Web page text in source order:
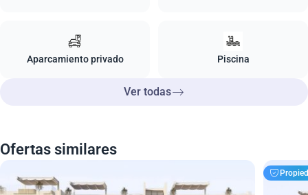
Aparcamiento privado Piscina
Ver todas
Ofertas similares